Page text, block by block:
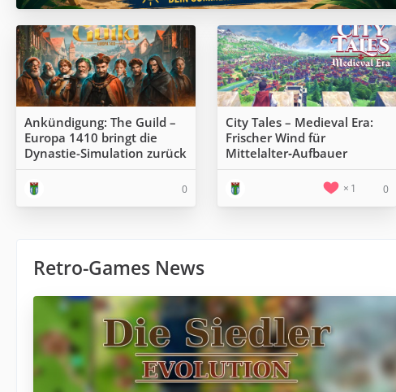
Ankündigung: The Guild –
Europa 1410 bringt die
Dynastie-Simulation zurück
0
City Tales – Medieval Era:
Frischer Wind für
Mittelalter‑Aufbauer
1 0
Retro-Games News